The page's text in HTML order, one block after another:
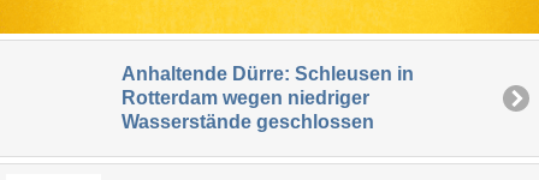
Anhaltende Dürre: Schleusen in
Rotterdam wegen niedriger
Wasserstände geschlossen